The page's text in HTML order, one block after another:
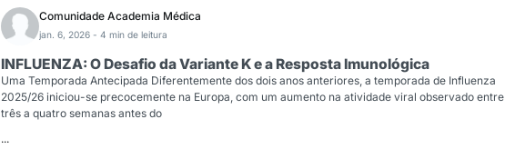
Comunidade Academia Médica
jan. 6, 2026 - 4 min de leitura
INFLUENZA: O Desafio da Variante K e a Resposta Imunológica
Uma Temporada Antecipada Diferentemente dos dois anos anteriores, a temporada de Influenza
2025/26 iniciou-se precocemente na Europa, com um aumento na atividade viral observado entre
três a quatro semanas antes do
...